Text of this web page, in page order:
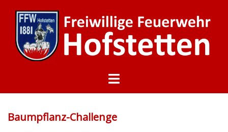
Inhalt
springen
Menü
Baumpflanz-Challenge